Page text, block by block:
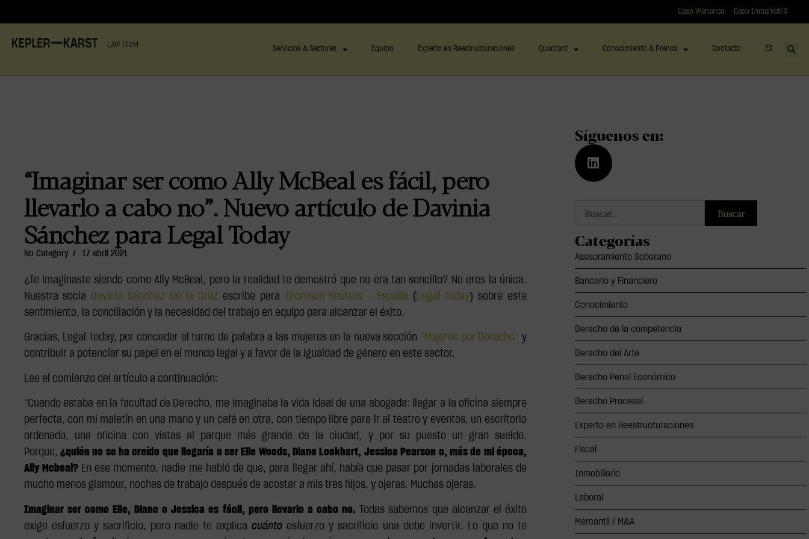
Caso Wenance Caso InmarketFX
Servicios & Sectores Equipo Experto en Reestructuraciones Quadrant Conocimiento & Prensa Contacto ES
“Imaginar ser como Ally McBeal es fácil, pero
llevarlo a cabo no”. Nuevo artículo de Davinia
Sánchez para Legal Today
No Category / 17 abril 2021
¿Te imaginaste siendo como Ally McBeal, pero la realidad te demostró que no era tan sencillo? No eres la única.
Nuestra socia
Davinia Sánchez De la Cruz escribe para Thomson Reuters - España ( Legal Today) sobre este
sentimiento, la conciliación y la necesidad del trabajo en equipo para alcanzar el éxito.
Gracias, Legal Today, por conceder el turno de palabra a las mujeres en la nueva sección “Mujeres por Derecho” y
contribuir a potenciar su papel en el mundo legal y a favor de la igualdad de género en este sector.
Lee el comienzo del artículo a continuación:
"Cuando estaba en la facultad de Derecho, me imaginaba la vida ideal de una abogada: llegar a la oficina siempre
perfecta, con mi maletín en una mano y un café en otra, con tiempo libre para ir al teatro y eventos, un escritorio
ordenado, una oficina con vistas al parque más grande de la ciudad, y por su puesto un gran sueldo.
Porque, ¿quién no se ha creído que llegaría a ser Elle Woods, Diane Lockhart, Jessica Pearson o, más de mi época,
Ally Mcbeal?En ese momento, nadie me habló de que, para llegar ahí, había que pasar por jornadas laborales de
mucho menos glamour, noches de trabajo después de acostar a mis tres hijos, y ojeras. Muchas ojeras.
Imaginar ser como Elle, Diane o Jessica es fácil, pero llevarlo a cabo no. Todas sabemos que alcanzar el éxito
exige esfuerzo y sacrificio, pero nadie te explicacuánto esfuerzo y sacrificio una debe invertir. Lo que no te
Síguenos en:
Buscar
Categorías
Asesoramiento Soberano
Bancario y Financiero
Conocimiento
Derecho de la competencia
Derecho del Arte
Derecho Penal Económico
Derecho Procesal
Experto en Reestructuraciones
Fiscal
Inmobiliario
Laboral
Mercantil / M&A